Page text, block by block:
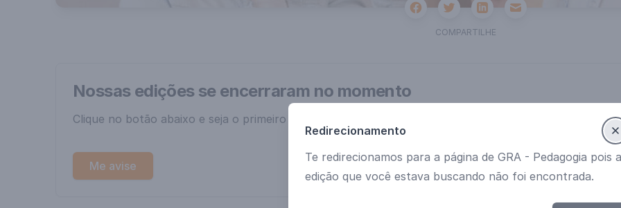
FacebookTwitterLinkedinEmail
COMPARTILHE
Nossas edições se encerraram no momento
Clique no botão abaixo e seja o primeiro a saber
Me avise
Redirecionamento
Te redirecionamos para a página de GRA - Pedagogia pois a
edição que você estava buscando não foi encontrada.